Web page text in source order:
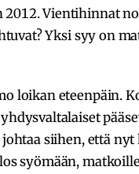
Vientihinnat
Yksi syy on
loikan eteenpäin.
siihen, että nyt
syömään,